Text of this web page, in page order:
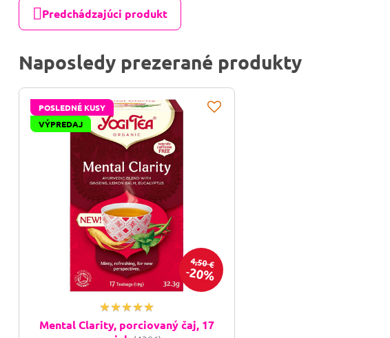
Predchádzajúci produkt
Naposledy prezerané produkty
4,50 €
20%
POSLEDNÉ KUSY
VÝPREDAJ
Mental Clarity, porciovaný čaj, 17